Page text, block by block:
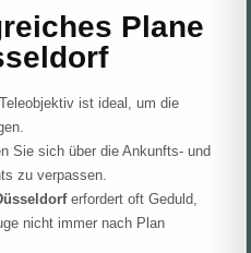
Plane
ist ideal, um die
Sie sich über die Ankunfts- und
zu verpassen.
erfordert oft Geduld,
nicht immer nach Plan